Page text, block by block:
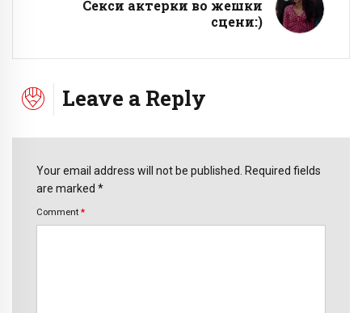
Секси актерки во жешки
сцени:)
Leave a Reply
Your email address will not be published. Required fields
are marked *
Comment *